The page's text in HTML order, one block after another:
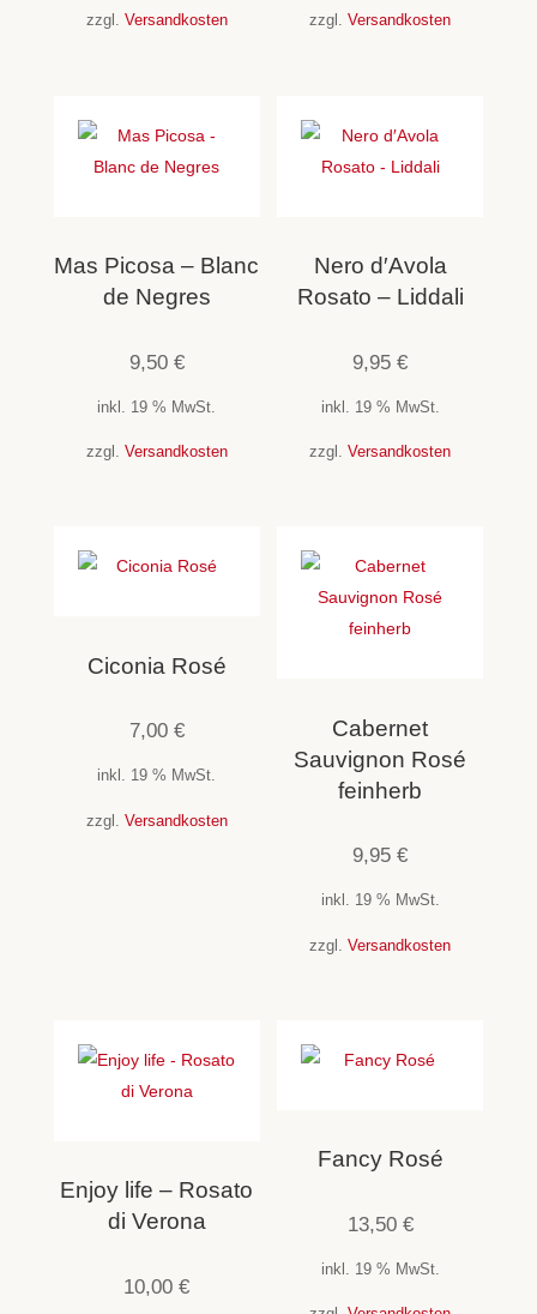
zzgl. Versandkosten zzgl.Versandkosten
Mas Picosa – Blanc
de Negres
9,50 €
inkl. 19 % MwSt.
zzgl. Versandkosten
Nero d′Avola
Rosato – Liddali
9,95€
inkl. 19 % MwSt.
zzgl.Versandkosten
Ciconia Rosé
7,00 €
inkl. 19 % MwSt.
zzgl. Versandkosten
Cabernet
Sauvignon Rosé
feinherb
9,95€
inkl. 19 % MwSt.
zzgl.Versandkosten
Enjoy life – Rosato
di Verona
10,00€
Fancy Rosé
13,50 €
inkl. 19 % MwSt.